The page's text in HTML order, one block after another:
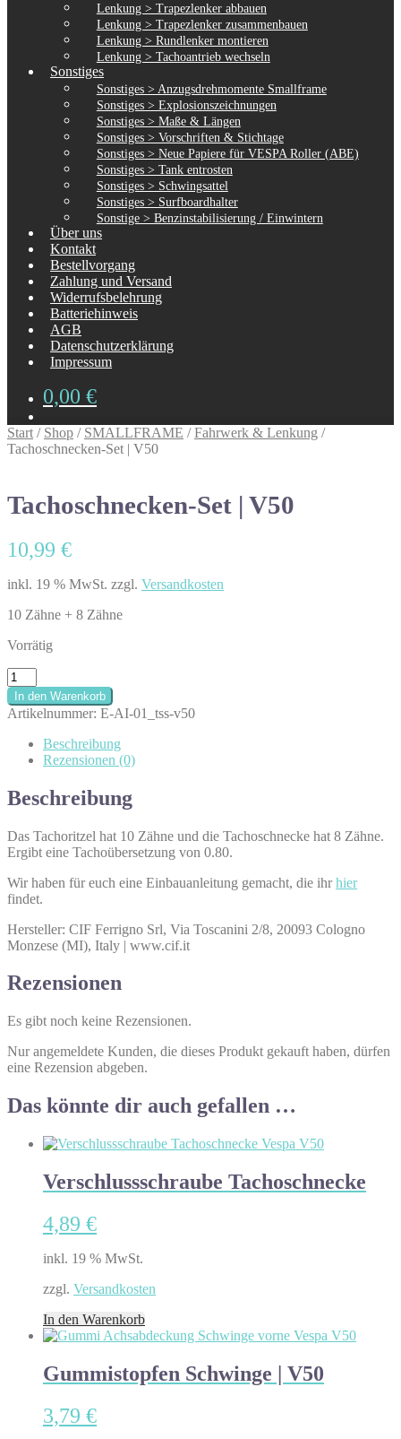
Lenkung > Trapezlenker abbauen
Lenkung > Trapezlenker zusammenbauen
Lenkung > Rundlenker montieren
Lenkung > Tachoantrieb wechseln
Sonstiges
Sonstiges > Anzugsdrehmomente Smallframe
Sonstiges > Explosionszeichnungen
Sonstiges > Maße & Längen
Sonstiges > Vorschriften & Stichtage
Sonstiges > Neue Papiere für VESPA Roller (ABE)
Sonstiges > Tank entrosten
Sonstiges > Schwingsattel
Sonstiges > Surfboardhalter
Sonstige > Benzinstabilisierung / Einwintern
Über uns
Kontakt
Bestellvorgang
Zahlung und Versand
Widerrufsbelehrung
Batteriehinweis
AGB
Datenschutzerklärung
Impressum
0,00 €
Start / Shop / SMALLFRAME /Fahrwerk & Lenkung /
Tachoschnecken-Set | V50
Tachoschnecken-Set | V50
10,99 €
inkl. 19 % MwSt. zzgl. Versandkosten
10 Zähne + 8 Zähne
Vorrätig
Tachoschnecken-
Set
|
V50
Menge
In den Warenkorb
Artikelnummer: E-AI-01_tss-v50
Beschreibung
Rezensionen (0)
Beschreibung
Das Tachoritzel hat 10 Zähne und die Tachoschnecke hat 8 Zähne.
Ergibt eine Tachoübersetzung von 0.80.
Wir haben für euch eine Einbauanleitung gemacht, die ihrhier
findet.
Hersteller: CIF Ferrigno Srl, Via Toscanini 2/8, 20093 Cologno
Monzese (MI), Italy | www.cif.it
Rezensionen
Es gibt noch keine Rezensionen.
Nur angemeldete Kunden, die dieses Produkt gekauft haben, dürfen
eine Rezension abgeben.
Das könnte dir auch gefallen …
Verschlussschraube Tachoschnecke
4,89 €
inkl. 19 % MwSt.
zzgl. Versandkosten
In den Warenkorb
Gummistopfen Schwinge | V50
3,79 €